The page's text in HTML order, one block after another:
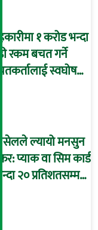
सहकारीमा १ करोड भन्दा
बढी रकम बचत गर्ने
बचतकर्तालाई स्वघोषणा
एनसेलले ल्यायो मनसुन
अफर: प्याक वा सिम कार्ड
किन्दा २० प्रतिशतसम्म